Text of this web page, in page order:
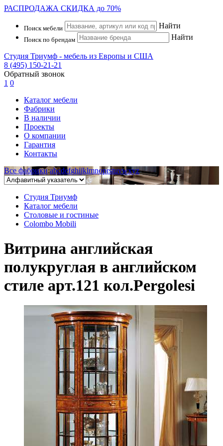
РАСПРОДАЖА СКИДКА до 70%
Поиск мебели Найти
Поиск по брендам Найти
Студия Триумф - мебель из Европы и США
8 (495) 150-21-21
Обратный звонок
1 0
Каталог мебели
Фабрики
В наличии
Проекты
О компании
Гарантия
Контакты
Все фабрики:abcdefghijklmnoprstuvwxyz
Студия Триумф
Каталог мебели
Столовые и гостиные
Colombo Mobili
Витрина английская
полукруглая в английском
стиле арт.121 кол.Pergolesi